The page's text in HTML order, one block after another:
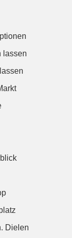
lassen
Dielen